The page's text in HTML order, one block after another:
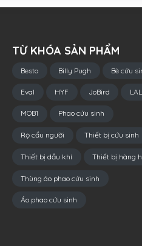
TỪ KHÓA SẢN PHẨM
Besto Billy Pugh Bè cứu
Eval HYF JoBird
MOB1 Phao cứu sinh
Rọ cẩu người Thiết bị cứu sinh
Thiết bị dầu khí Thiết bị hàng
Thùng áo phao cứu sinh
Áo phao cứu sinh